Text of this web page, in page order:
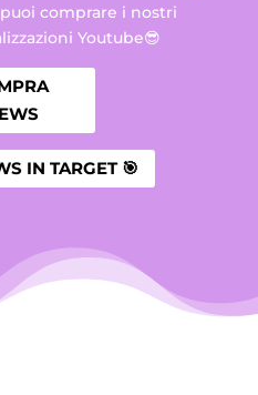
comprare i nostri
Youtube😎
IN TARGET 🎯